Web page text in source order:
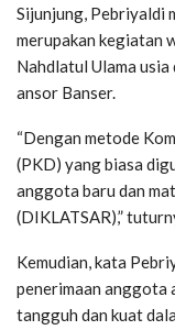
Sijunjung, Pebriyaldi
merupakan kegiatan
Nahdlatul Ulama
ansor Banser.
“Dengan metode
(PKD) yang biasa
anggota baru dan
(DIKLATSAR),”
Kemudian, kata
penerimaan anggota
tangguh dan kuat